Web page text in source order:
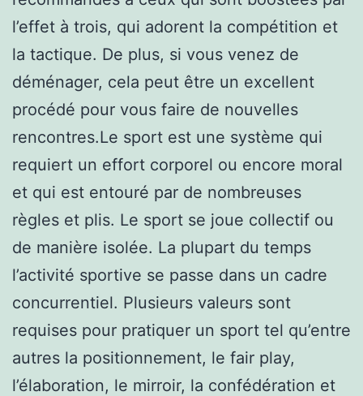
l’effet à trois, qui adorent la compétition et
la tactique. De plus, si vous venez de
déménager, cela peut être un excellent
procédé pour vous faire de nouvelles
rencontres.Le sport est une système qui
requiert un effort corporel ou encore moral
et qui est entouré par de nombreuses
règles et plis. Le sport se joue collectif ou
de manière isolée. La plupart du temps
l’activité sportive se passe dans un cadre
concurrentiel. Plusieurs valeurs sont
requises pour pratiquer un sport tel qu’entre
autres la positionnement, le fair play,
l’élaboration, le mirroir, la confédération et